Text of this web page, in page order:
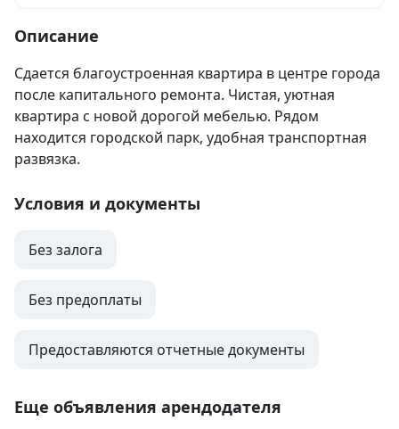
Описание
Сдается благоустроенная квартира в центре города
после капитального ремонта. Чистая, уютная
квартира с новой дорогой мебелью. Рядом
находится городской парк, удобная транспортная
развязка.
Условия и документы
Без залога
Без предоплаты
Предоставляются отчетные документы
Еще объявления арендодателя